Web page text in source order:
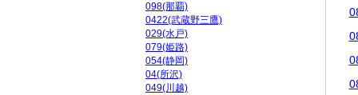
098(那覇)
0422(武蔵野三鷹)
029(水戸)
079(姫路)
054(静岡)
04(所沢)
049(川越)